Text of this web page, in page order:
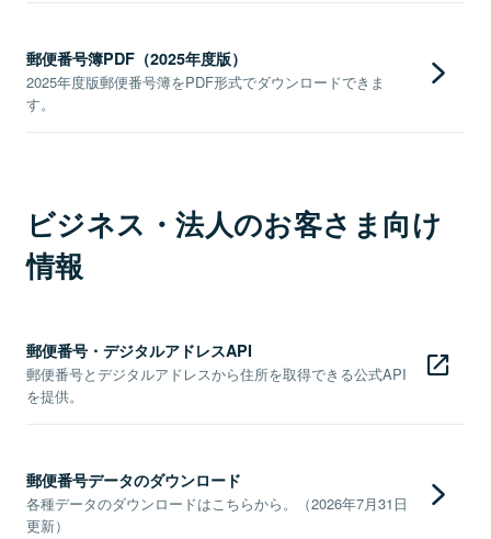
郵便番号簿PDF（2025年度版）
2025年度版郵便番号簿をPDF形式でダウンロードできま
す。
ビジネス・法人のお客さま向け
情報
郵便番号・デジタルアドレスAPI
郵便番号とデジタルアドレスから住所を取得できる公式API
を提供。
郵便番号データのダウンロード
各種データのダウンロードはこちらから。（2026年7月31日
更新）